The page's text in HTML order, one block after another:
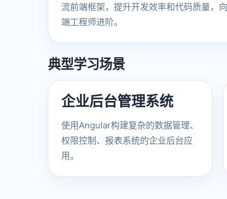
流前端框架，提升开发效率和代码质量，
端工程师进阶。
典型学习场景
企业后台管理系统
使用Angular构建复杂的数据管理、
权限控制、报表系统的企业后台应
用。